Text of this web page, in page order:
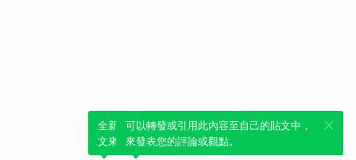
全新體驗！一鍵引用此內容，透過發布貼
文來輕鬆表達個人立場。
可以轉發或引用此內容至自己的貼文中，
來發表您的評論或觀點。